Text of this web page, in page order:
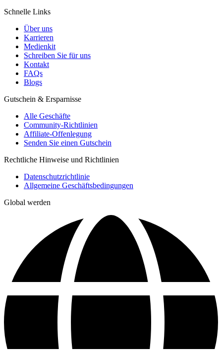
Schnelle Links
Über uns
Karrieren
Medienkit
Schreiben Sie für uns
Kontakt
FAQs
Blogs
Gutschein & Ersparnisse
Alle Geschäfte
Community-Richtlinien
Affiliate-Offenlegung
Senden Sie einen Gutschein
Rechtliche Hinweise und Richtlinien
Datenschutzrichtlinie
Allgemeine Geschäftsbedingungen
Global werden